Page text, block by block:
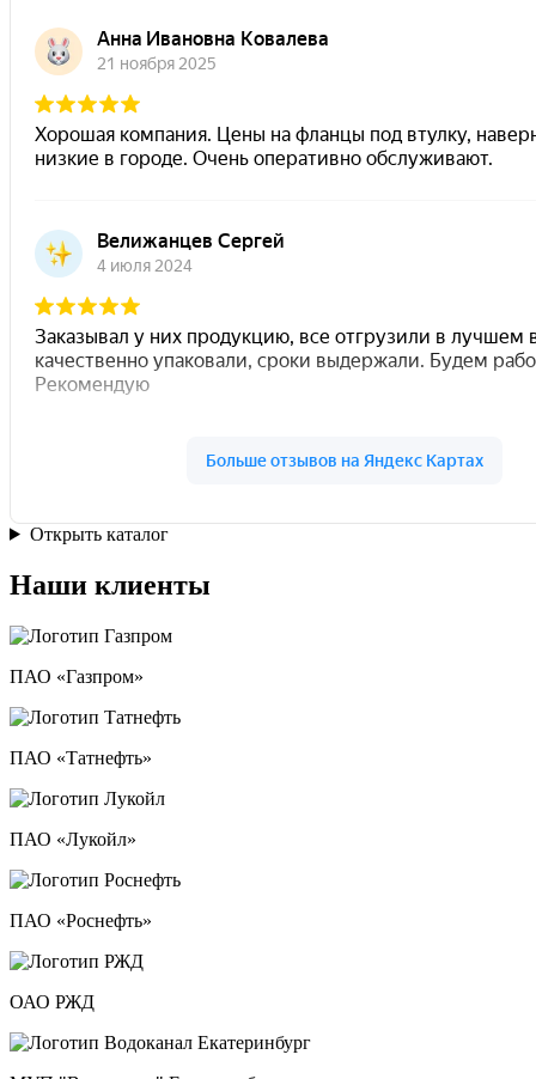
Открыть каталог
Наши клиенты
ПАО «Газпром»
ПАО «Татнефть»
ПАО «Лукойл»
ПАО «Роснефть»
ОАО РЖД